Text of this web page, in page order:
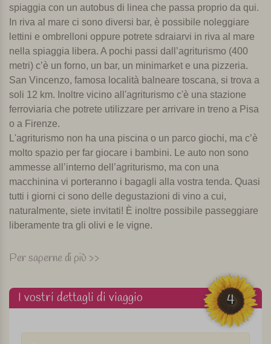
spiaggia con un autobus di linea che passa proprio da qui.
In riva al mare ci sono diversi bar, è possibile noleggiare
lettini e ombrelloni oppure potrete sdraiarvi in riva al mare
nella spiaggia libera. A pochi passi dall’agriturismo (400
metri) c’è un forno, un bar, un minimarket e una pizzeria.
San Vincenzo, famosa località balneare toscana, si trova a
soli 12 km. Inoltre vicino all'agriturismo c'è una stazione
ferroviaria che potrete utilizzare per arrivare in treno a Pisa
o a Firenze.
L'agriturismo non ha una piscina o un parco giochi, ma c’è
molto spazio per far giocare i bambini. Le auto non sono
ammesse all’interno dell’agriturismo, ma con una
macchinina vi porteranno i bagagli alla vostra tenda. Quasi
tutti i giorni ci sono delle degustazioni di vino a cui,
naturalmente, siete invitati! È inoltre possibile passeggiare
liberamente tra gli olivi e le vigne.
Tende safari lussuose
Le tende sono realizzate in Olanda e hanno tutte le
comodità che ci si aspetta in un glamping: una cucina con
2 piastre ad induzione, un frigorifero ed una macchina per
il caffè (con capsule), un bagno privato con doccia e c'è
l’aria condizionata, LCD TV e il Wifi. Ogni tenda ha una
Per saperne di più >>
4
I vostri dettagli di viaggio